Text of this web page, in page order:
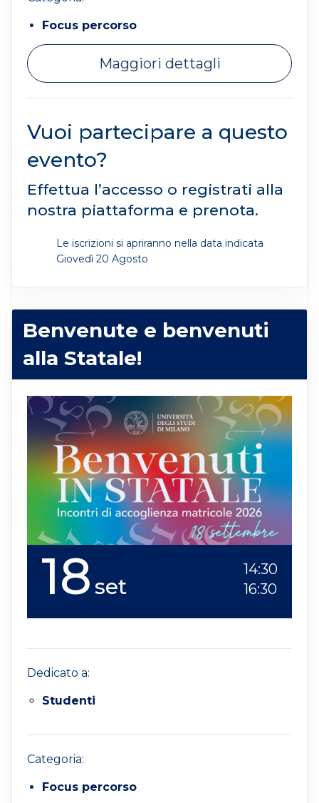
Focus percorso
Maggiori dettagli
Vuoi partecipare a questo
evento?
Effettua l’accesso o registrati alla
nostra piattaforma e prenota.
Le iscrizioni si apriranno nella data indicata
Giovedì 20 Agosto
Benvenute e benvenuti
alla Statale!
18set
14:30
16:30
Dedicato a:
Studenti
Categoria:
Focus percorso